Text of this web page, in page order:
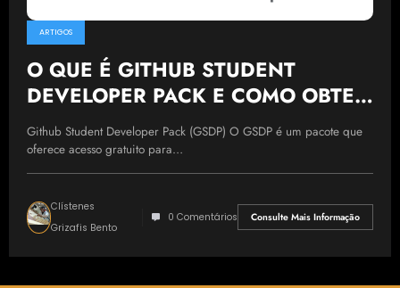
ARTIGOS
O QUE É GITHUB STUDENT
DEVELOPER PACK E COMO OBTER
LICENÇA
Github Student Developer Pack (GSDP) O GSDP é um pacote que
oferece acesso gratuito para…
Clístenes
Grizafis Bento
0 Comentários Consulte Mais Informação